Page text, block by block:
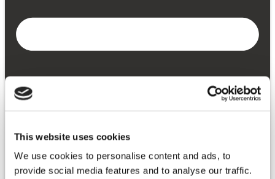
This website uses cookies
We use cookies to personalise content and ads, to
provide social media features and to analyse our traffic.